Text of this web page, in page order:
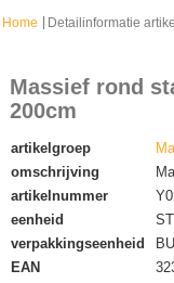
Home Detailinformatie artikel
Massief rond
200cm
artikelgroep
omschrijving
artikelnummer
eenheid
verpakkingseenheid
EAN